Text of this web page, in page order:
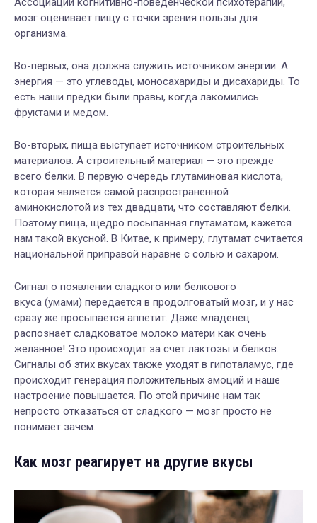
мозг оценивает пищу с точки зрения пользы для
организма.
Во-первых, она должна служить источником энергии. А
энергия — это углеводы, моносахариды и дисахариды. То
есть наши предки были правы, когда лакомились
фруктами и медом.
Во-вторых, пища выступает источником строительных
материалов. А строительный материал — это прежде
всего белки. В первую очередь глутаминовая кислота,
которая является самой распространенной
аминокислотой из тех двадцати, что составляют белки.
Поэтому пища, щедро посыпанная глутаматом, кажется
нам такой вкусной. В Китае, к примеру, глутамат считается
национальной приправой наравне с солью и сахаром.
Сигнал о появлении сладкого или белкового
вкуса (умами) передается в продолговатый мозг, и у нас
сразу же просыпается аппетит. Даже младенец
распознает сладковатое молоко матери как очень
желанное! Это происходит за счет лактозы и белков.
Сигналы об этих вкусах также уходят в гипоталамус, где
происходит генерация положительных эмоций и наше
настроение повышается. По этой причине нам так
непросто отказаться от сладкого — мозг просто не
понимает зачем.
Как мозг реагирует на другие вкусы